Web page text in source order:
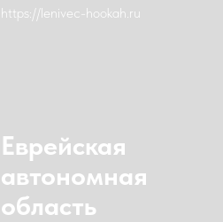
https://lenivec-hookah.ru
Еврейская
автономная
область